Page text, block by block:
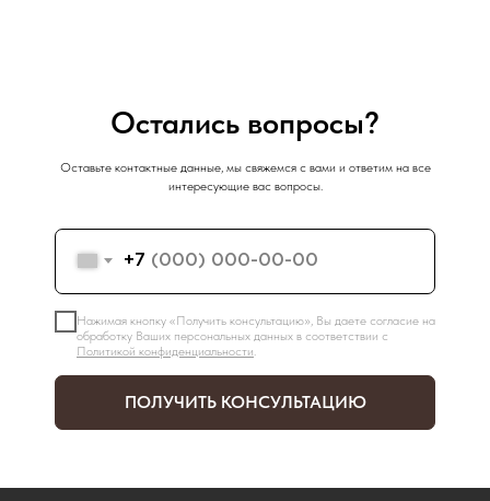
Остались вопросы?
Оставьте контактные данные, мы свяжемся с вами и ответим на все
интересующие вас вопросы.
+7
Нажимая кнопку «Получить консультацию», Вы даете согласие на
обработку Ваших персональных данных в соответствии с
Политикой конфиденциальности.
ПОЛУЧИТЬ КОНСУЛЬТАЦИЮ